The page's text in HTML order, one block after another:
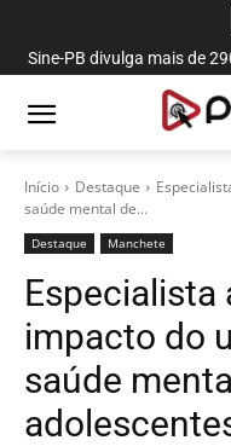
Sine-PB divulga mais de
Início Destaque
saúde mental de...
Destaque Manchete
Especialista
impacto do
saúde